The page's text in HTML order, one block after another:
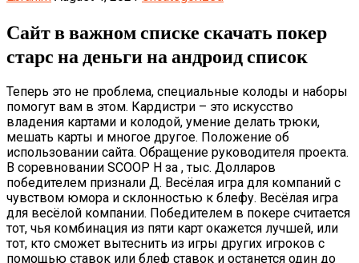
Сайт в важном списке скачать покер
старс на деньги на андроид список
Теперь это не проблема, специальные колоды и наборы
помогут вам в этом. Кардистри – это искусство
владения картами и колодой, умение делать трюки,
мешать карты и многое другое. Положение об
использовании сайта. Обращение руководителя проекта.
В соревновании SCOOP H за , тыс. Долларов
победителем признали Д. Весёлая игра для компаний с
чувством юмора и склонностью к блефу. Весёлая игра
для весёлой компании. Победителем в покере считается
тот, чья комбинация из пяти карт окажется лучшей, или
тот, кто сможет вытеснить из игры других игроков с
помощью ставок или блеф ставок и останется один до